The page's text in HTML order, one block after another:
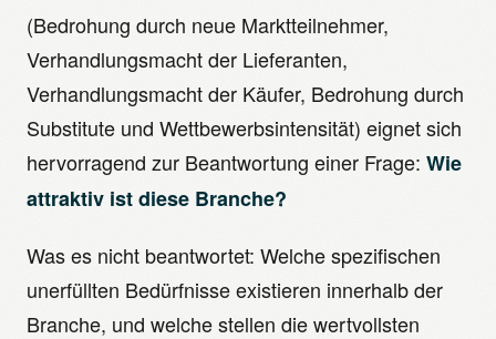
(Bedrohung durch neue Marktteilnehmer,
Verhandlungsmacht der Lieferanten,
Verhandlungsmacht der Käufer, Bedrohung durch
Substitute und Wettbewerbsintensität) eignet sich
hervorragend zur Beantwortung einer Frage: Wie
attraktiv ist diese Branche?
Was es nicht beantwortet: Welche spezifischen
unerfüllten Bedürfnisse existieren innerhalb der
Branche, und welche stellen die wertvollsten